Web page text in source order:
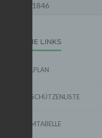
1846
EXTERNE LINKS
SPIELPLAN
TORSCHÜTZENLISTE
FORMTABELLE